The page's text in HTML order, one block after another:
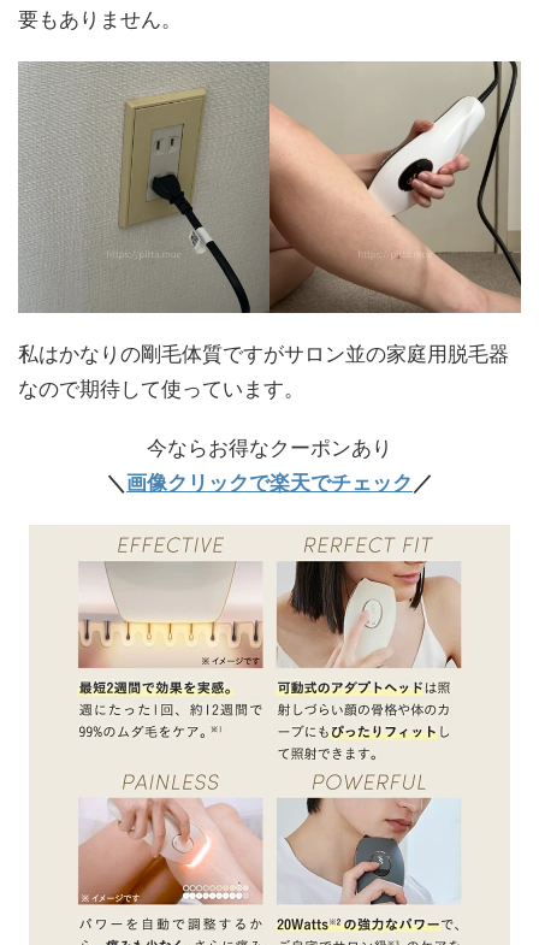
要もありません。
私はかなりの剛毛体質ですがサロン並の家庭用脱毛器
なので期待して使っています。
今ならお得なクーポンあり
＼画像クリックで楽天でチェック ／